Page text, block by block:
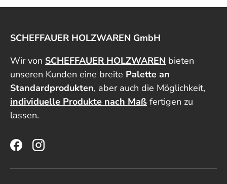
SCHEFFAUER HOLZWAREN GmbH
Wir von SCHEFFAUER HOLZWAREN bieten
unseren Kunden eine breite Palette an
Standardprodukten, aber auch die Möglichkeit,
individuelle Produkte nach Maß fertigen zu
lassen.
FacebookInstagram